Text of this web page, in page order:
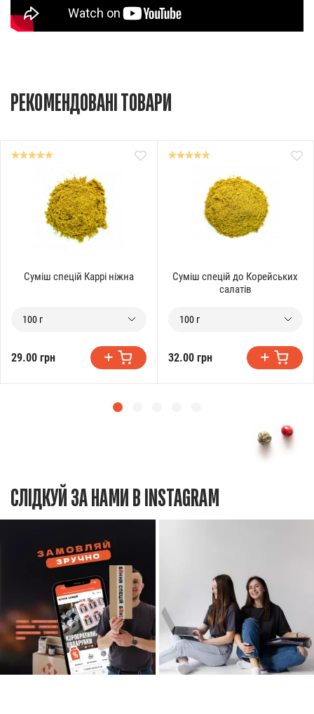
РЕКОМЕНДОВАНІ ТОВАРИ
Суміш спецій Каррі ніжна
100 г
29.00 грн
Суміш спецій до Корейських
салатів
100 г
32.00 грн
СЛІДКУЙ ЗА НАМИ В INSTAGRAM